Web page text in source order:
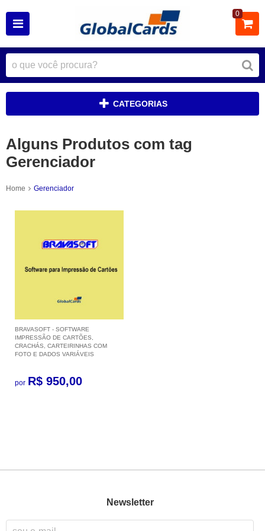
0
CATEGORIAS
Alguns Produtos com tag
Gerenciador
Home Gerenciador
BRAVASOFT - SOFTWARE
IMPRESSÃO DE CARTÕES,
CRACHÁS, CARTEIRINHAS COM
FOTO E DADOS VARIÁVEIS
por R$ 950,00
Newsletter